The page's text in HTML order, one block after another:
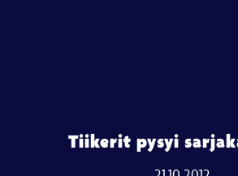
Tiikerit pysyi